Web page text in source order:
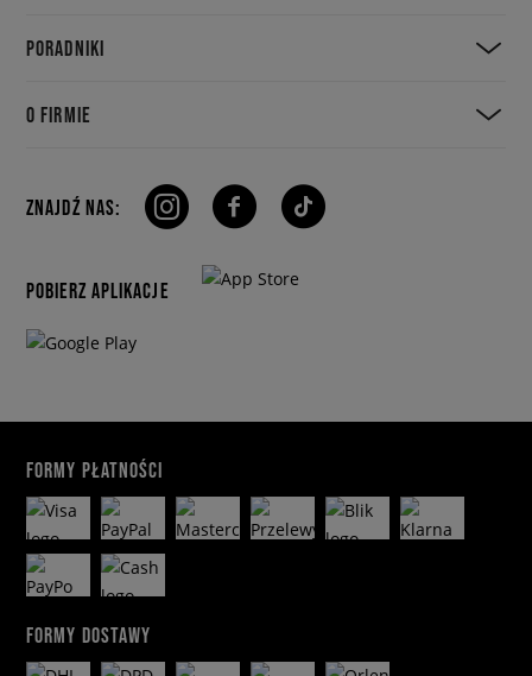
PORADNIKI
O FIRMIE
ZNAJDŹ NAS:
POBIERZ APLIKACJE
FORMY PŁATNOŚCI
FORMY DOSTAWY